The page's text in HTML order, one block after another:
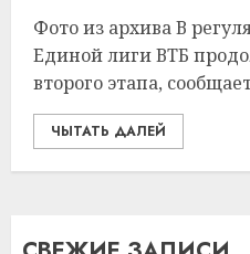
Фото из архива В
Единой лиги ВТБ
второго этапа,
ЧЫТАТЬ ДАЛЕЙ